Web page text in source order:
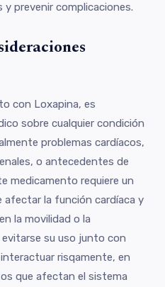
y prevenir complicaciones.
con Loxapina, es
sobre cualquier condición
problemas cardíacos,
o antecedentes de
medicamento requiere un
afectar la función cardíaca y
la movilidad o la
su uso junto con
risqamente, en
que afectan el sistema